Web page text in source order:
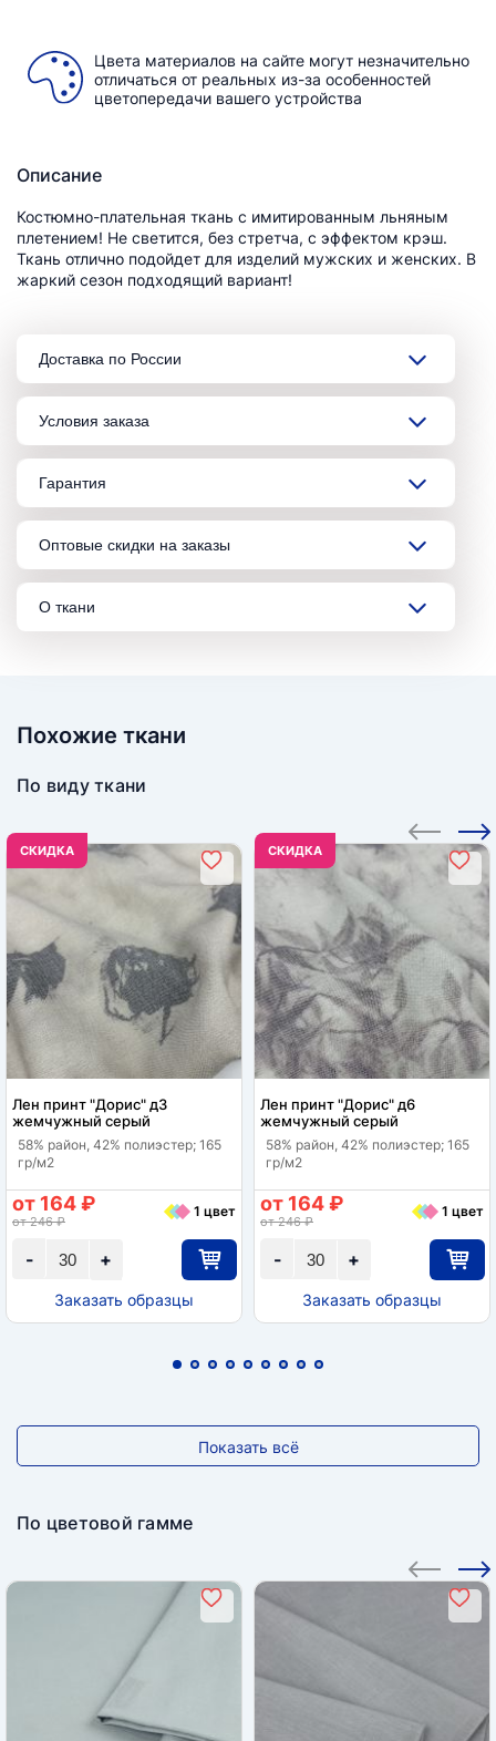
Цвета материалов на сайте могут незначительно
отличаться от реальных из-за особенностей
цветопередачи вашего устройства
Описание
Костюмно-плательная ткань с имитированным льняным
плетением! Не светится, без стретча, с эффектом крэш.
Ткань отлично подойдет для изделий мужских и женских. В
жаркий сезон подходящий вариант!
Доставка по России
Условия заказа
Гарантия
Оптовые скидки на заказы
О ткани
Похожие ткани
По виду ткани
CКИДКА
Лен принт "Дорис" д3
жемчужный серый
58% район, 42% полиэстер; 165
гр/м2
+
-
от 164 ₽
от 246 ₽
1 цвет
Заказать образцы
CКИДКА
Лен принт "Дорис" д6
жемчужный серый
58% район, 42% полиэстер; 165
гр/м2
+
-
от 164 ₽
от 246 ₽
1 цвет
Заказать образцы
Показать всё
По цветовой гамме